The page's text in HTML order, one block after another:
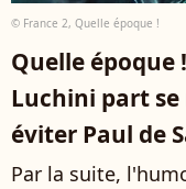
© France 2, Quelle époque !
Quelle époque
Luchini part
éviter Paul de
Par la suite,